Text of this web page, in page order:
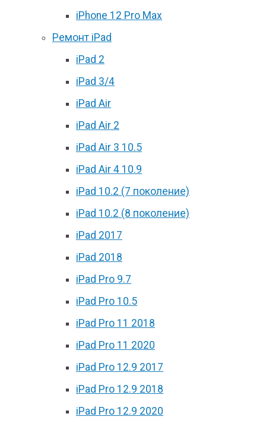
iPhone 12 Pro Max
Ремонт iPad
iPad 2
iPad 3/4
iPad Air
iPad Air 2
iPad Air 3 10.5
iPad Air 4 10.9
iPad 10.2 (7 поколение)
iPad 10.2 (8 поколение)
iPad 2017
iPad 2018
iPad Pro 9.7
iPad Pro 10.5
iPad Pro 11 2018
iPad Pro 11 2020
iPad Pro 12.9 2017
iPad Pro 12.9 2018
iPad Pro 12.9 2020